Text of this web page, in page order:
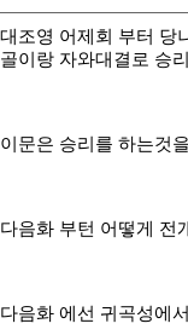
대조영 어제회 부터 당
골이랑 자와대결로 승
이문은 승리를 하는것
다음화 부턴 어떻게 전
다음화 에선 귀곡성에